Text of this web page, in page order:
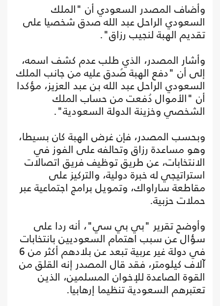
وأضاف المصدر السعودي أن "الملك
السعودي الراحل عبد الله صدق شخصيا على
تقديم الهبة لنجيب رزاق".
وأشار المصدر، الذي طلب عدم كشف اسمه،
إلى أن "دفع الهبة صُدق عليه من جانب الملك
السعودي الراحل عبد الله بن عبد العزيز، مؤكدا
أن "الأموال دُفعت من حساب الملك
الشخصي وخزينة الدولة السعودية".
وبحسب المصدر، فإن غرض الهبة كان بسيطا،
وهو مساعدة رزاق وتحالفه على الفوز في
الانتخابات، عن طريق توظيف فريق اتصالات
استراتيجي له خبرة دولية، والتركيز على
مقاطعة ساراواك، وتمويل برامج اجتماعية عبر
حملات حزبية.
وأوضح تقرير "بي بي سي"، أنه ردا على
سؤال عن سبب اهتمام السعوديين بانتخابات
في دولة غير عربية تبعد عن بلادهم أكثر من 6
آلاف كيلومتر، فقد قال المصدر إنه القلق من
القوة الصاعدة للإخوان المسلمين، الذين
تعتبرهم السعودية تنظيما إرهابيا.